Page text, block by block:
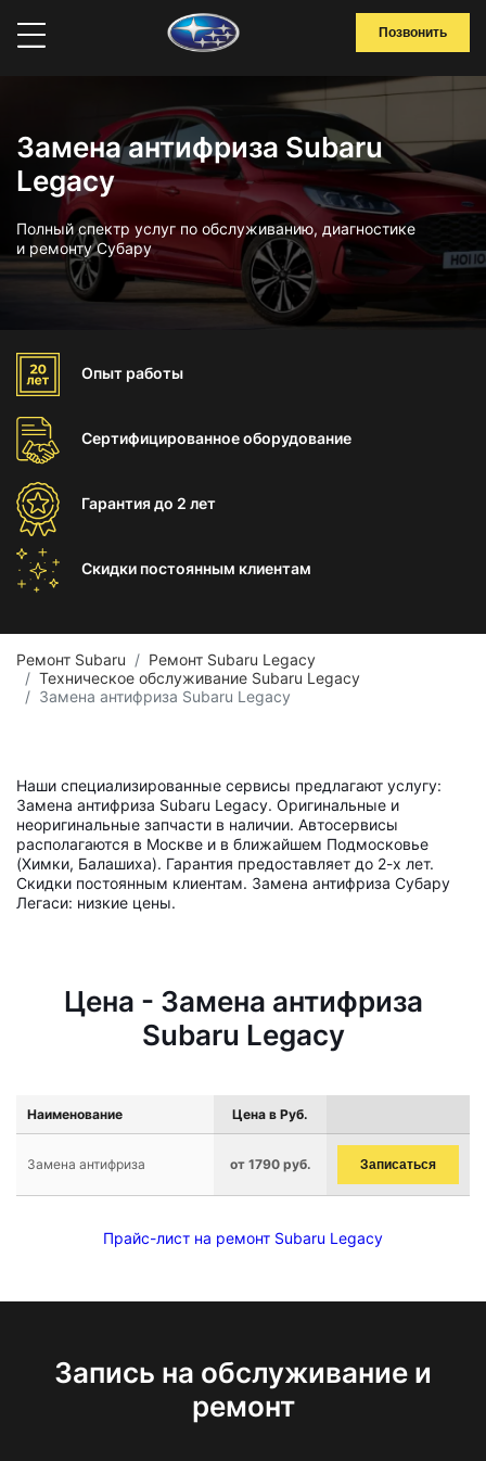
Позвонить
Замена антифриза Subaru
Legacy
Полный спектр услуг по обслуживанию, диагностике
и ремонту Субару
Опыт работы
Сертифицированноеоборудование
Гарантиядо 2 лет
Скидки постоянным клиентам
Ремонт Subaru
Ремонт Subaru Legacy
Техническое обслуживание Subaru Legacy
Замена антифриза Subaru Legacy
Наши специализированные сервисы предлагают услугу:
Замена антифриза Subaru Legacy. Оригинальные и
неоригинальные запчасти в наличии. Автосервисы
располагаются в Москве и в ближайшем Подмосковье
(Химки, Балашиха). Гарантия предоставляет до 2-х лет.
Скидки постоянным клиентам. Замена антифриза Субару
Легаси: низкие цены.
Цена - Замена антифриза
Subaru Legacy
Наименование Цена в Руб.
Замена антифриза от 1790 руб. Записаться
Прайс-лист на ремонт Subaru Legacy
Запись на обслуживание и
ремонт